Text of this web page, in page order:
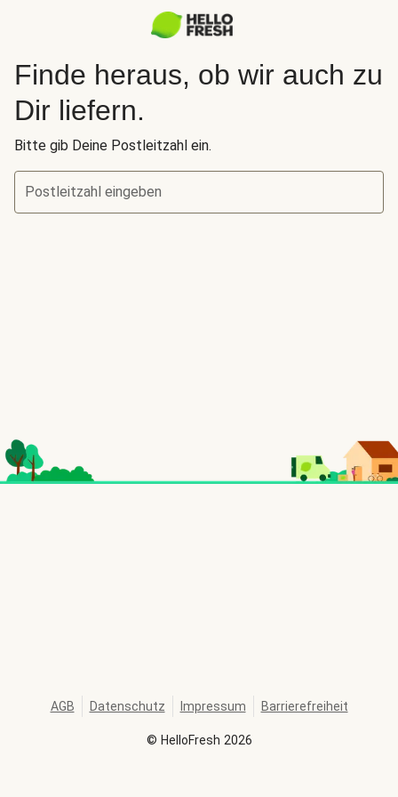
Finde heraus, ob wir auch zu
Dir liefern.
Bitte gib Deine Postleitzahl ein.
Postleitzahl eingeben
© HelloFresh 2026
AGB Datenschutz Impressum Barrierefreiheit